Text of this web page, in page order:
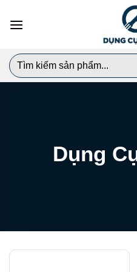
đến
dung
Search
for:
Dụng